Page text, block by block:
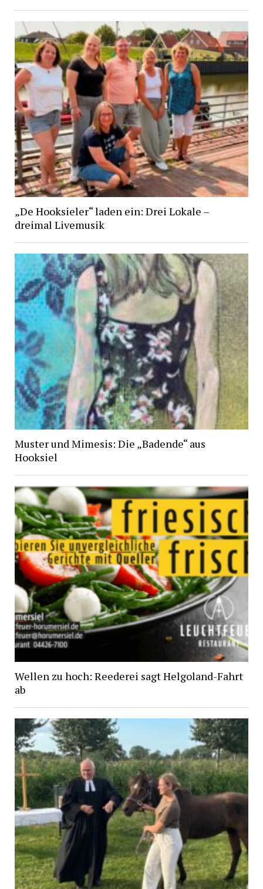
„De Hooksieler“ laden ein: Drei Lokale –
dreimal Livemusik
Muster und Mimesis: Die „Badende“ aus
Hooksiel
Wellen zu hoch: Reederei sagt Helgoland-Fahrt
ab